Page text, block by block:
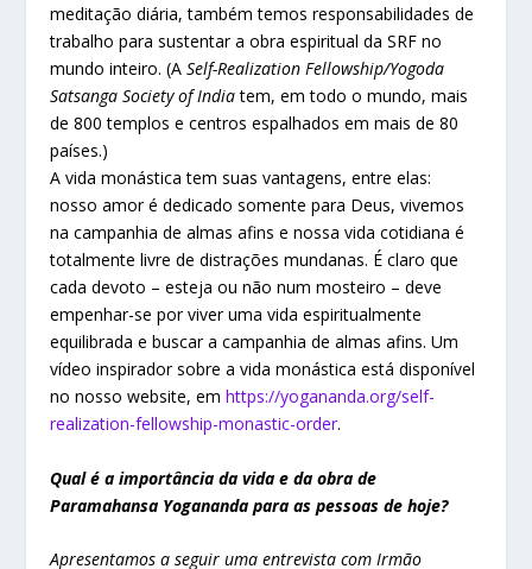
meditação diária, também temos responsabilidades de
trabalho para sustentar a obra espiritual da SRF no
mundo inteiro. (ASelf-Realization Fellowship/Yogoda
Satsanga Society of Indiatem, em todo o mundo, mais
de 800 templos e centros espalhados em mais de 80
países.)
A vida monástica tem suas vantagens, entre elas:
nosso amor é dedicado somente para Deus, vivemos
na campanhia de almas afins e nossa vida cotidiana é
totalmente livre de distrações mundanas. É claro que
cada devoto – esteja ou não num mosteiro – deve
empenhar-se por viver uma vida espiritualmente
equilibrada e buscar a campanhia de almas afins. Um
vídeo inspirador sobre a vida monástica está disponível
no nosso website, emhttps://yogananda.org/self-
realization-fellowship-monastic-order.
Qual é a importância da vida e da obra de
Paramahansa Yogananda para as pessoas de hoje?
Apresentamos a seguir uma entrevista com Irmão